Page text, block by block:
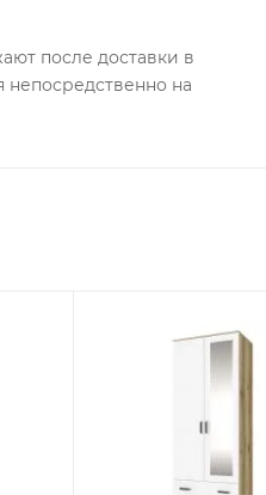
после доставки в
непосредственно на